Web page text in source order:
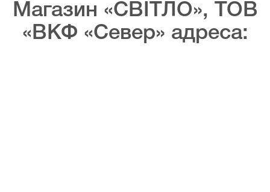
Магазин «СВІТЛО», ТОВ
«ВКФ «Север» адреса: